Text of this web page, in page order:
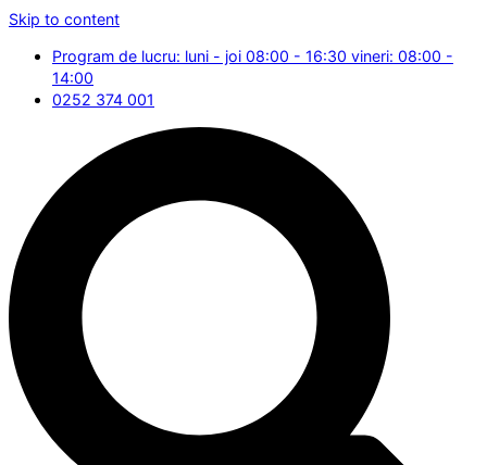
Skip to content
Program de lucru: luni - joi 08:00 - 16:30 vineri: 08:00 -
14:00
0252 374 001